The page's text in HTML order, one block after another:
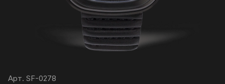
Арт. SF-0278